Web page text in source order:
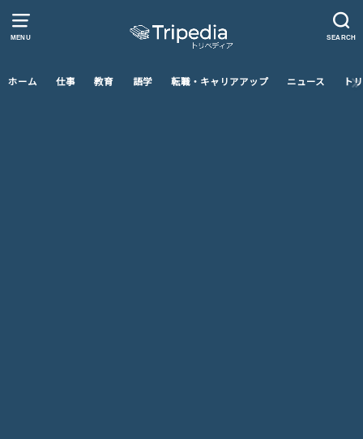
MENU SEARCH
ホーム 仕事 教育 語学 転職・キャリアアップ ニュース ト